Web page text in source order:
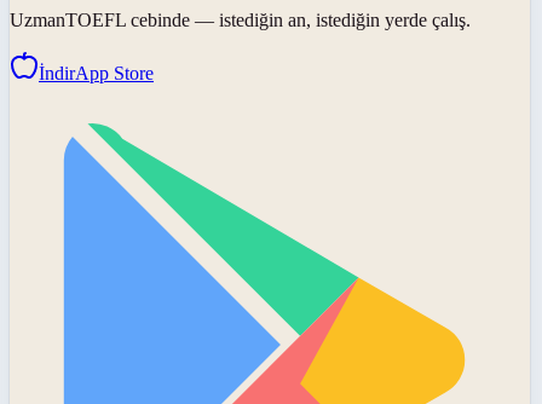
UzmanTOEFL cebinde — istediğin an, istediğin yerde çalış.
İndirApp Store